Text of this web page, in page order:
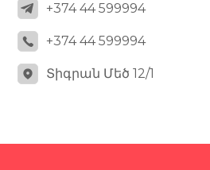
+374 44 599994
+374 44 599994
Տիգրան Մեծ 12/1